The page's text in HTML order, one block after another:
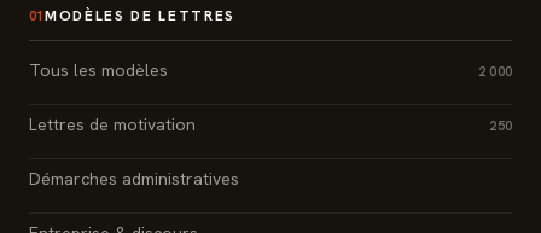
01 MODÈLES DE LETTRES
Tous les modèles 2 000
Lettres de motivation 250
Démarches administratives